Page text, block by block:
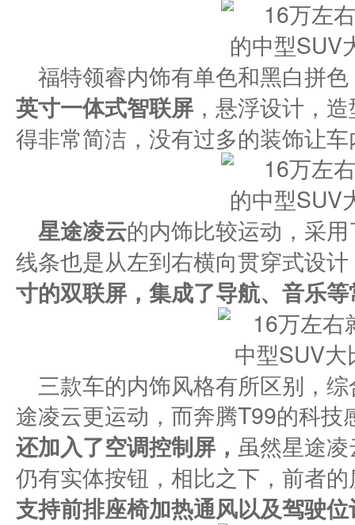
福特领睿内饰有单色和黑白拼
英寸一体式智联屏 ，悬浮设计，
得非常简洁，没有过多的装饰让
星途凌云的内饰比较运动，采用
线条也是从左到右横向贯穿式设
寸的双联屏，集成了导航、音乐
三款车的内饰风格有所区别，
途凌云更运动，而奔腾T99的科技
还加入了空调控制屏， 虽然星途
仍有实体按钮，相比之下，前者
支持前排座椅加热通风以及驾驶